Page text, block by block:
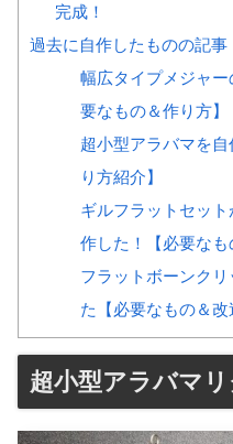
完成！
過去に自作したものの記事
幅広タイプメジャ
要なもの＆作り方】
超小型アラバマを
り方紹介】
ギルフラットセッ
作した！【必要なも
フラットボーンク
た【必要なもの＆改
超小型アラバマ